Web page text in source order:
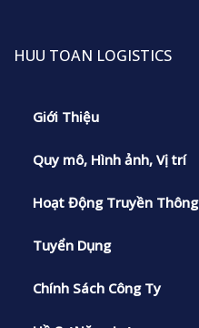
HUU TOAN LOGISTICS
Giới Thiệu
Quy mô, Hình ảnh, Vị trí
Hoạt Động Truyền Thông
Tuyển Dụng
Chính Sách Công Ty